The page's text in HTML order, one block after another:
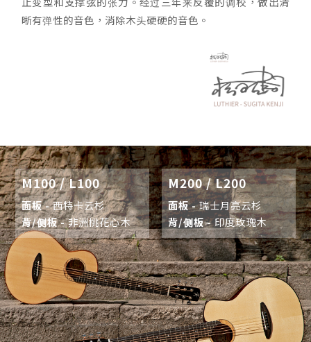
晰有弹性的音色，消除木头硬硬的音色。
M100 / L100
面板 -西特卡云杉
背/侧板 -非洲桃花心木
M200 / L200
面板 -瑞士月亮云杉
背/侧板 -印度玫瑰木